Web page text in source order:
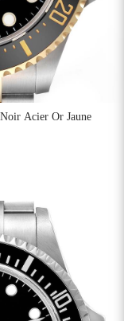
Acier Or Jaune